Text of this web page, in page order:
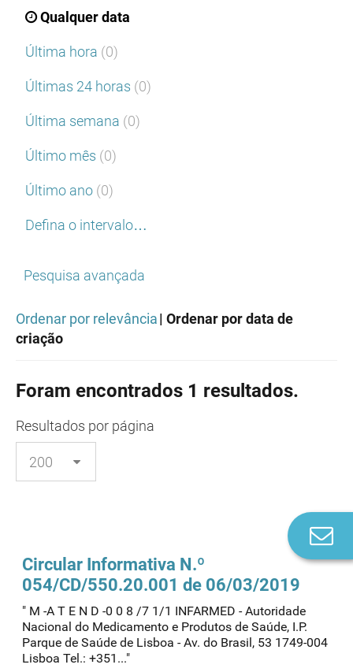
Qualquer data
Última hora (0)
Últimas 24 horas (0)
Última semana (0)
Último mês (0)
Último ano (0)
Defina o intervalo…
Pesquisa avançada
Ordenar por relevância| Ordenar por data de
criação
Foram encontrados 1 resultados.
Resultados por página
Circular Informativa N.º
054/CD/550.20.001 de 06/03/2019
" M -A T E N D -0 0 8 /7 1/1 INFARMED - Autoridade
Nacional do Medicamento e Produtos de Saúde, I.P.
Parque de Saúde de Lisboa - Av. do Brasil, 53 1749-004
Lisboa Tel.: +351..."